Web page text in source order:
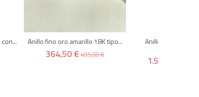
Anillo fino oro amarillo 18K tipo...
364,50 € 405,00 €
Anillo oro blanco
1.575,00 €